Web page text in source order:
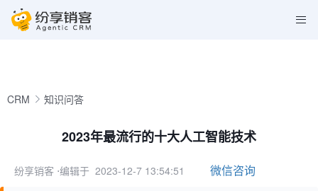
CRM 知识问答
2023年最流行的十大人工智能技术
纷享销客 ⋅编辑于 2023-12-7 13:54:51 微信咨询